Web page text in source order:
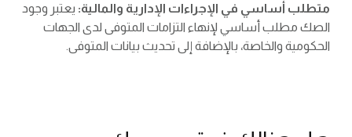
متطلب أساسي في الإجراءات الإدارية والمالية: يعتبر وجود
الصك مطلب أساسي لإنهاء التزامات المتوفى لدى الجهات
الحكومية والخاصة، بالإضافة إلى تحديث بيانات المتوفى.